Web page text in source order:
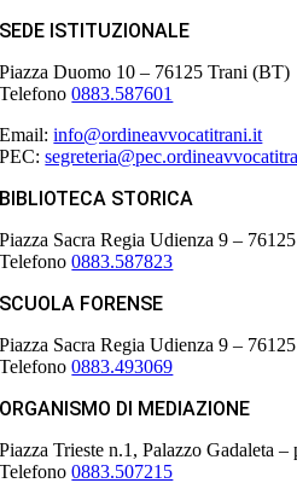
SEDE ISTITUZIONALE
Piazza Duomo 10 – 76125 Trani (BT)
Telefono0883.587601
Email:info@ordineavvocatitrani.it
PEC:
BIBLIOTECA STORICA
Piazza Sacra Regia Udienza 9 –
Telefono0883.587823
SCUOLA FORENSE
Piazza Sacra Regia Udienza 9 –
Telefono0883.493069
ORGANISMO DI MEDIAZIONE
Piazza Trieste n.1, Palazzo Gadaleta
Telefono0883.507215